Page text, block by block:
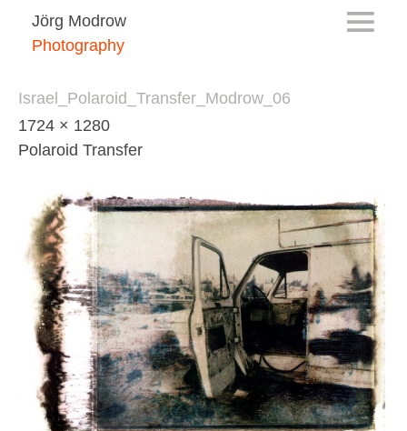
Jörg Modrow
Photography
Israel_Polaroid_Transfer_Modrow_06
1724 × 1280
Polaroid Transfer